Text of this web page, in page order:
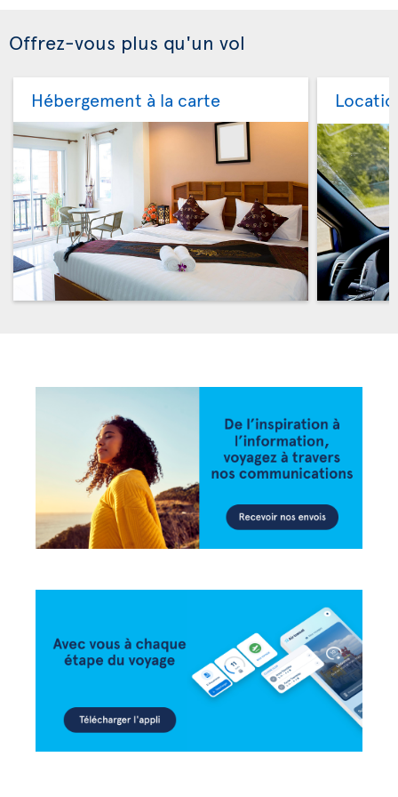
Offrez-vous plus qu'un vol
Hébergement à la carte